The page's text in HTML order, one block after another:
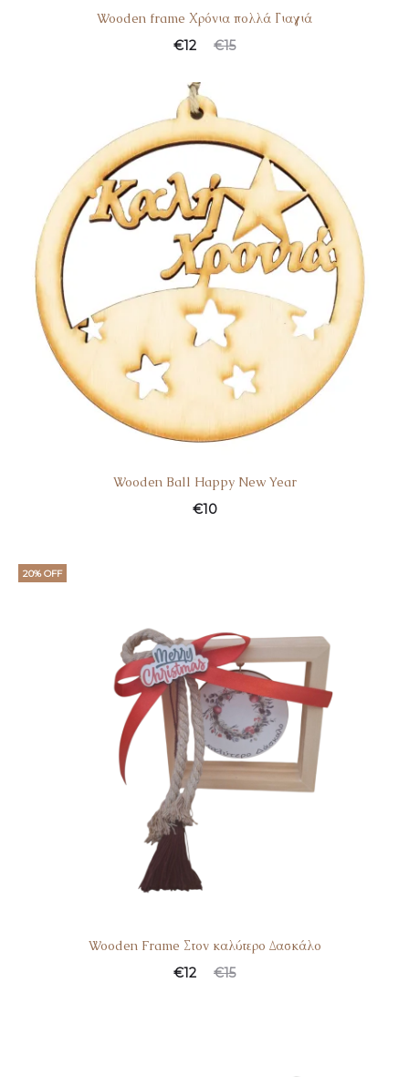
Wooden frame Χρόνια πολλά Γιαγιά
€15
€12
Wooden Ball Happy New Year
€10
20% OFF
Wooden Frame Στον καλύτερο Δασκάλο
€15
€12